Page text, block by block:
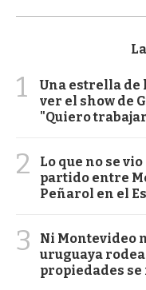
1
Una estrella
ver el show de
"Quiero
2
Lo que no se
partido entre
Peñarol en el
3
Ni Montevideo
uruguaya
propiedades se